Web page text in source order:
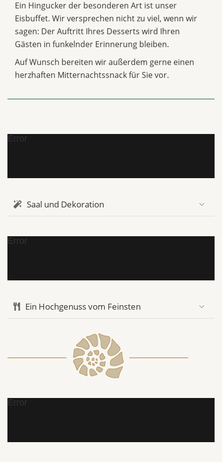
Ein Hingucker der besonderen Art ist unser
Eisbuffet. Wir versprechen nicht zu viel, wenn wir
sagen: Der Auftritt Ihres Desserts wird Ihren
Gästen in funkelnder Erinnerung bleiben.
Auf Wunsch bereiten wir außerdem gerne einen
herzhaften Mitternachtssnack für Sie vor.
Error
Saal und Dekoration
Error
Ein Hochgenuss vom Feinsten
Error